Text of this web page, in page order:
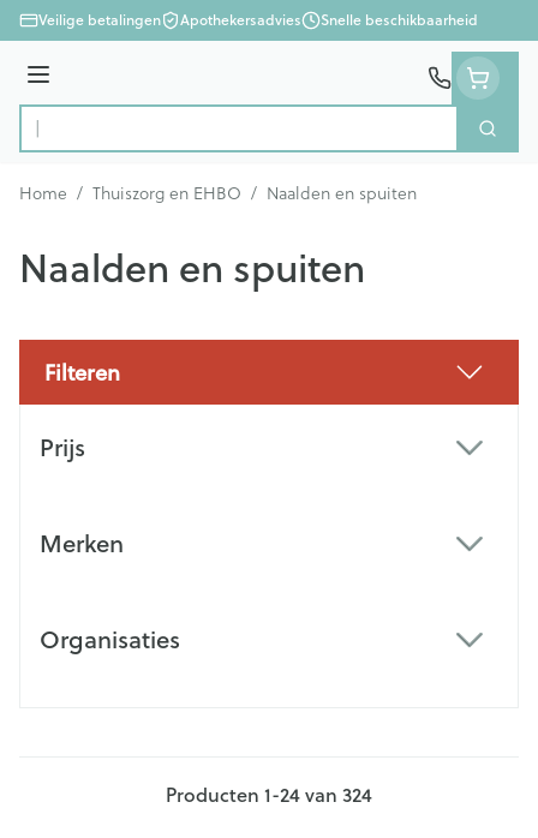
Ga naar de inhoud
Veilige betalingen Apothekersadvies Snelle beschikbaarheid
Menu
Product, merk, categorie... Zoek
Home / Thuiszorg en EHBO / Naalden en spuiten
Naalden en spuiten
Filteren
Prijs
Merken
Organisaties
Producten 1-24van 324